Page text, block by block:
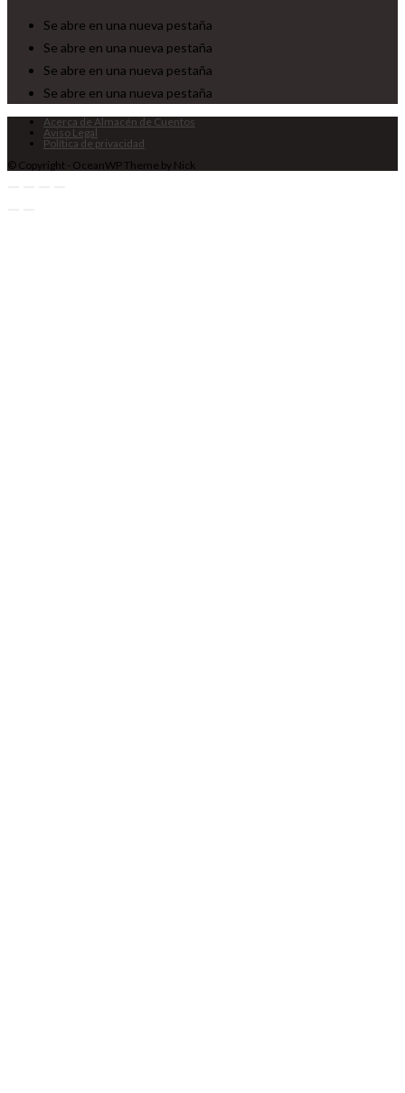
Se abre en una nueva pestaña
Se abre en una nueva pestaña
Se abre en una nueva pestaña
Se abre en una nueva pestaña
Acerca de Almacén de Cuentos
Aviso Legal
Política de privacidad
© Copyright - OceanWP Theme by Nick